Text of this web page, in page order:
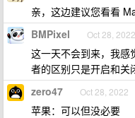
亲，这边建议您看看
BMPixel Oct 28, 2022
这一天不会到来，我感
者的区别只是开启和关
zero47 Oct 28, 2022
苹果：可以但没必要